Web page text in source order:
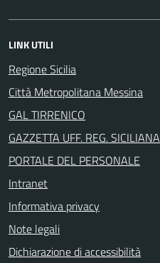
LINK UTILI
Regione Sicilia
Città Metropolitana Messina
GAL TIRRENICO
GAZZETTA UFF. REG. SICILIANA
PORTALE DEL PERSONALE
Intranet
Informativa privacy
Note legali
Dichiarazione di accessibilità